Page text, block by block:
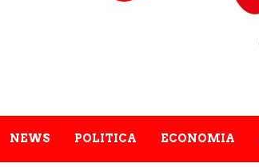
NEWS POLITICA ECONOMIA